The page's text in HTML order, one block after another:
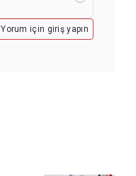
Yorum için giriş yapın